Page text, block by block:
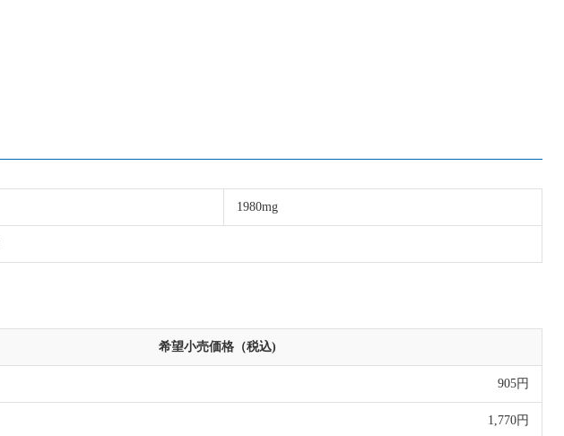
1980mg
希望小売価格（税込)
905円
1,770円